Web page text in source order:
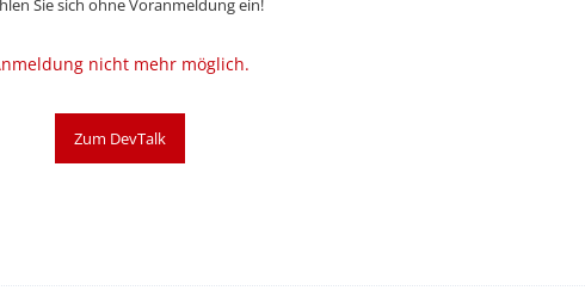
Sie sich ohne Voranmeldung ein!
nicht mehr möglich.
Zum DevTalk